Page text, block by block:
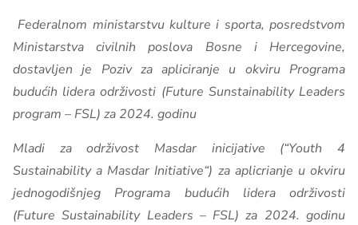
Federalnom ministarstvu kulture i sporta, posredstvom
Ministarstva civilnih poslova Bosne i Hercegovine,
dostavljen je Poziv za apliciranje u okviru Programa
budućih lidera održivosti (Future Sunstainability Leaders
program – FSL) za 2024. godinu
Mladi za održivost Masdar inicijative (“Youth 4
Sustainability a Masdar Initiative“) za aplicrianje u okviru
jednogodišnjeg Programa budućih lidera održivosti
(Future Sustainability Leaders – FSL) za 2024. godinu